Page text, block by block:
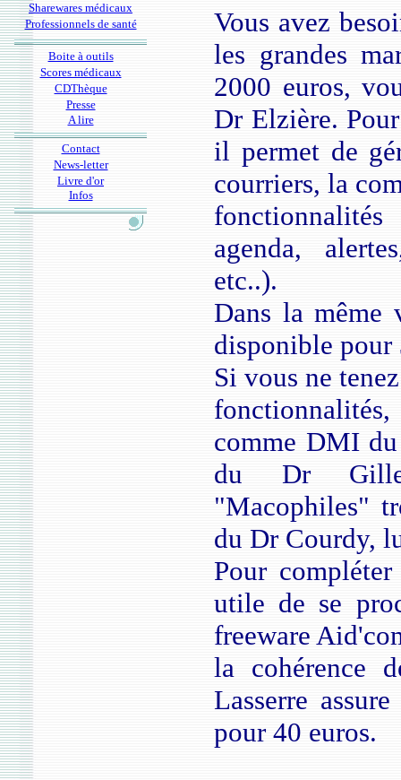
Sharewares médicaux
Professionnels de santé
Boite à outils
Scores médicaux
CDThèque
Presse
A lire
Contact
News-letter
Livre d'or
Infos
Vous avez
les grandes
2000 euros,
Dr Elzière.
il permet de
courriers, la
agenda,
etc..).
Dans la même
disponible pour
Si vous ne
comme DMI
du Dr
"Macophiles"
du Dr Courdy,
Pour
utile de se
freeware
la cohérence
Lasserre
pour 40 euros.